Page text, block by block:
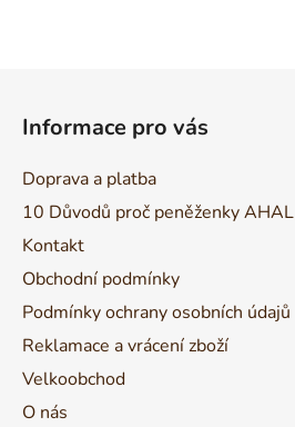
Informace pro vás
Doprava a platba
10 Důvodů proč peněženky AHAL
Kontakt
Obchodní podmínky
Podmínky ochrany osobních údajů
Reklamace a vrácení zboží
Velkoobchod
O nás